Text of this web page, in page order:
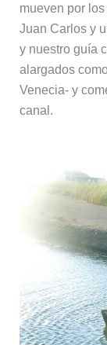
mueven por
Juan Carlos y
y nuestro guía
alargados
Venecia- y
canal.